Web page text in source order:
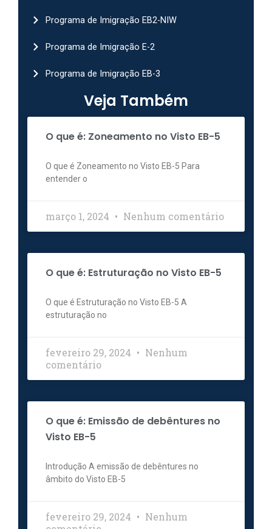
Programa de Imigração EB2-NIW
Programa de Imigração E-2
Programa de Imigração EB-3
Veja Também
O que é: Zoneamento no Visto EB-5
O que é Zoneamento no Visto EB-5 Para
entender o
março 1, 2024 Nenhum comentário
O que é: Estruturação no Visto EB-5
O que é Estruturação no Visto EB-5 A
estruturação no
fevereiro 29, 2024
Nenhum
comentário
O que é: Emissão de debêntures no
Visto EB-5
Introdução A emissão de debêntures no
âmbito do Visto EB-5
fevereiro 29, 2024
Nenhum